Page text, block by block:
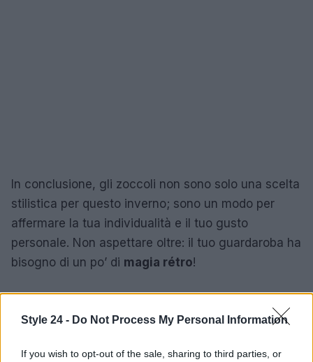
Style 24 - Do Not Process My Personal Information
If you wish to opt-out of the sale, sharing to third parties, or
In conclusione, gli zoccoli non sono solo una scelta
stilistica per questo inverno; sono un modo per
affermare la tua individualità e il tuo gusto
personale. Non aspettare oltre: il tuo guardaroba ha
bisogno di un po’ di magia rétro!
AUTORE